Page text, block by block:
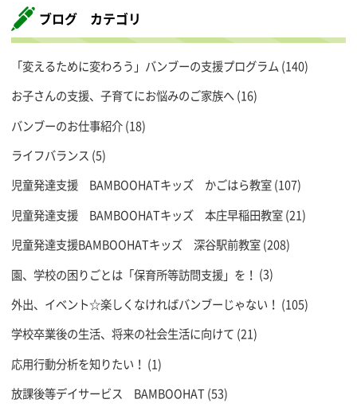
ブログ カテゴリ
「変えるために変わろう」バンブーの支援プログラム (140)
お子さんの支援、子育てにお悩みのご家族へ(16)
バンブーのお仕事紹介(18)
ライフバランス (5)
児童発達支援 BAMBOOHATキッズ かごはら教室(107)
児童発達支援 BAMBOOHATキッズ 本庄早稲田教室(21)
児童発達支援BAMBOOHATキッズ 深谷駅前教室(208)
園、学校の困りごとは「保育所等訪問支援」を！ (3)
外出、イベント☆楽しくなければバンブーじゃない！ (105)
学校卒業後の生活、将来の社会生活に向けて (21)
応用行動分析を知りたい！ (1)
放課後等デイサービス BAMBOOHAT(53)